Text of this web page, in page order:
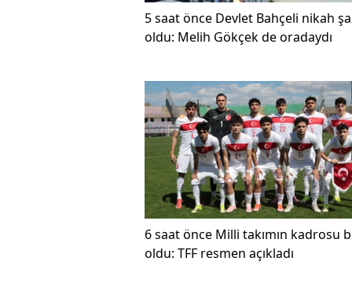
5 saat önce Devlet Bahçeli nikah
oldu: Melih Gökçek de oradaydı
6 saat önce Milli takımın kadrosu
oldu: TFF resmen açıkladı